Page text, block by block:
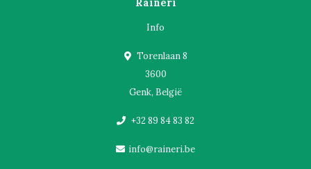
Raineri
Info
Torenlaan 8
3600
Genk, België
+32 89 84 83 82
info@raineri.be